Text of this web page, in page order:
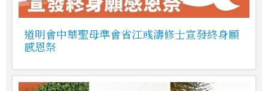
道明會中華聖母準會省江彧濤修士宣發終身願
感恩祭